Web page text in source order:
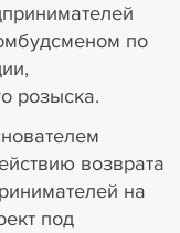
по
розыска.
возврата
на
под